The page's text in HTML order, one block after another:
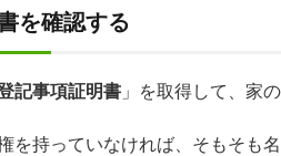
を確認する
記事項証明書 」を取得して、家
を持っていなければ、そもそも